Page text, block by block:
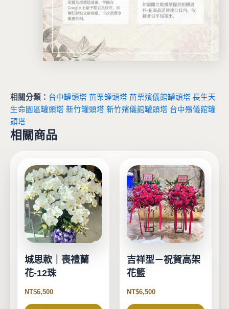
相關分類： 台中罐頭塔 苗栗罐頭塔 苗栗殯儀館罐頭塔 長生天
生命園區罐頭塔 新竹罐頭塔 新竹殯儀館罐頭塔 台中殯儀館罐
頭塔
相關商品
城思款｜喪禮蘭
花-12珠
NT$6,500
吉祥型－祝賀高架
花籃
NT$6,500